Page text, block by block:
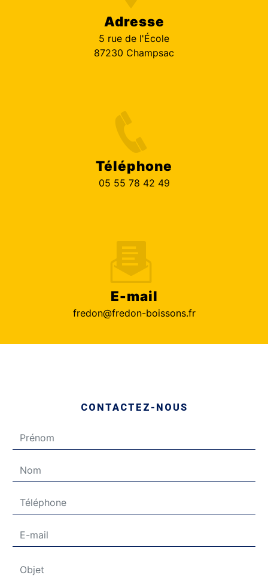
Adresse
5 rue de l'École
87230 Champsac
Téléphone
05 55 78 42 49
E-mail
fredon@fredon-boissons.fr
CONTACTEZ-NOUS